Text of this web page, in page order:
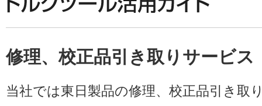
修理、校正品引き取りサービス
当社では東日製品の修理、校正品引き取